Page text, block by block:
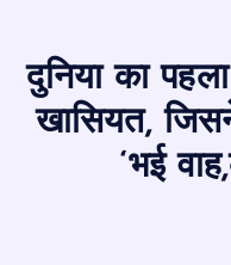
दुनिया का
खासियत,
‘भई